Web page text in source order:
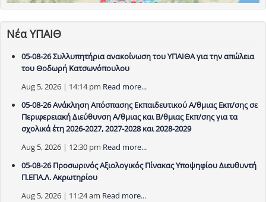
Νέα ΥΠΑΙΘ
05-08-26 Συλλυπητήρια ανακοίνωση του ΥΠΑΙΘΑ για την απώλεια
του Θοδωρή Κατσωνόπουλου
Aug 5, 2026 | 14:14 pm Read more...
05-08-26 Ανάκληση Απόσπασης Εκπαιδευτικού Α/θμιας Εκπ/σης σε
Περιφερειακή Διεύθυνση Α/θμιας και Β/θμιας Εκπ/σης για τα
σχολικά έτη 2026-2027, 2027-2028 και 2028-2029
Aug 5, 2026 | 12:30 pm Read more...
05-08-26 Προσωρινός Αξιολογικός Πίνακας Υποψηφίου Διευθυντή
Π.ΕΠΑ.Λ. Ακρωτηρίου
Aug 5, 2026 | 11:24 am Read more...